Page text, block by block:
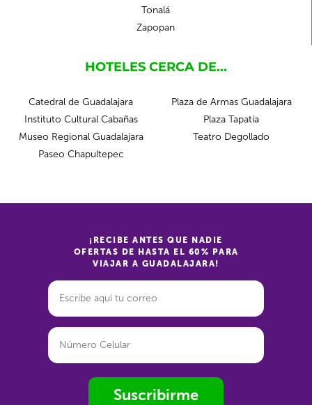
Tonalá
Zapopan
HOTELES CERCA DE...
Catedral de Guadalajara
Instituto Cultural Cabañas
Museo Regional Guadalajara
Paseo Chapultepec
Plaza de Armas Guadalajara
Plaza Tapatía
Teatro Degollado
¡RECIBE ANTES QUE NADIE
OFERTAS DE HASTA EL 60% PARA
VIAJAR A GUADALAJARA!
Suscribirme